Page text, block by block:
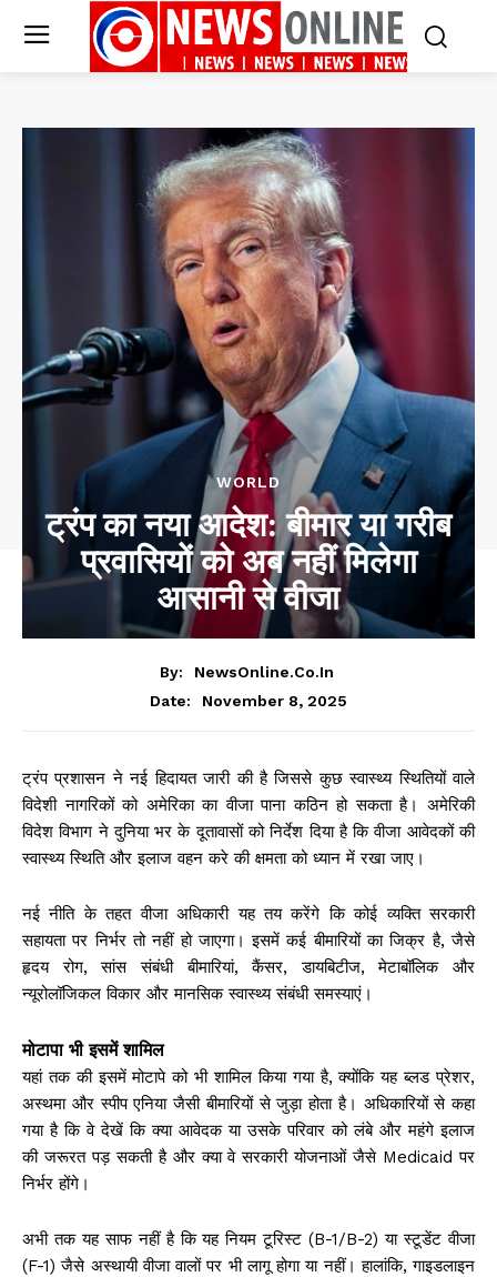
WORLD
ट्रंप का नया आदेश: बीमार या गरीब
प्रवासियों को अब नहीं मिलेगा
आसानी से वीजा
By:
NewsOnline.co.in
Date:
November 8, 2025
ट्रंप प्रशासन ने नई हिदायत जारी की है जिससे कुछ स्वास्थ्य स्थितियों वाले
विदेशी नागरिकों को अमेरिका का वीजा पाना कठिन हो सकता है। अमेरिकी
विदेश विभाग ने दुनिया भर के दूतावासों को निर्देश दिया है कि वीजा आवेदकों की
स्वास्थ्य स्थिति और इलाज वहन करे की क्षमता को ध्यान में रखा जाए।
नई नीति के तहत वीजा अधिकारी यह तय करेंगे कि कोई व्यक्ति सरकारी
सहायता पर निर्भर तो नहीं हो जाएगा। इसमें कई बीमारियों का जिक्र है, जैसे
हृदय रोग, सांस संबंधी बीमारियां, कैंसर, डायबिटीज, मेटाबॉलिक और
न्यूरोलॉजिकल विकार और मानसिक स्वास्थ्य संबंधी समस्याएं।
मोटापा भी इसमें शामिल
यहां तक की इसमें मोटापे को भी शामिल किया गया है, क्योंकि यह ब्लड प्रेशर,
अस्थमा और स्पीप एनिया जैसी बीमारियों से जुड़ा होता है। अधिकारियों से कहा
गया है कि वे देखें कि क्या आवेदक या उसके परिवार को लंबे और महंगे इलाज
की जरूरत पड़ सकती है और क्या वे सरकारी योजनाओं जैसे Medicaid पर
निर्भर होंगे।
अभी तक यह साफ नहीं है कि यह नियम टूरिस्ट (B-1/B-2) या स्टूडेंट वीजा
(F-1) जैसे अस्थायी वीजा वालों पर भी लागू होगा या नहीं। हालांकि, गाइडलाइन